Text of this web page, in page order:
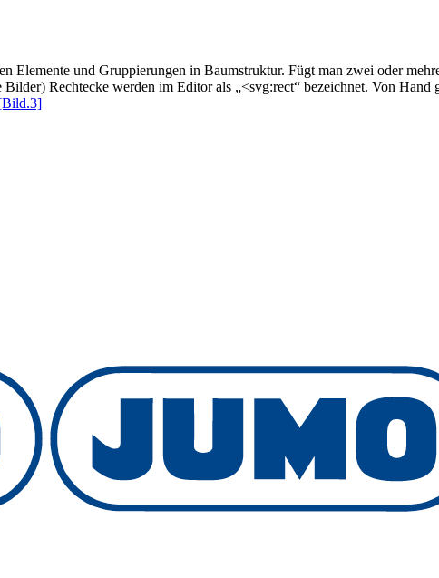
und Gruppierungen in Baumstruktur. Fügt man zwei oder
Rechtecke werden im Editor als „<svg:rect“ bezeichnet. Von